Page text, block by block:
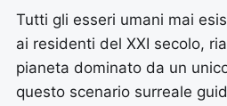
Tutti gli esseri umani mai
ai residenti del XXI secolo,
pianeta dominato da un
questo scenario surreale